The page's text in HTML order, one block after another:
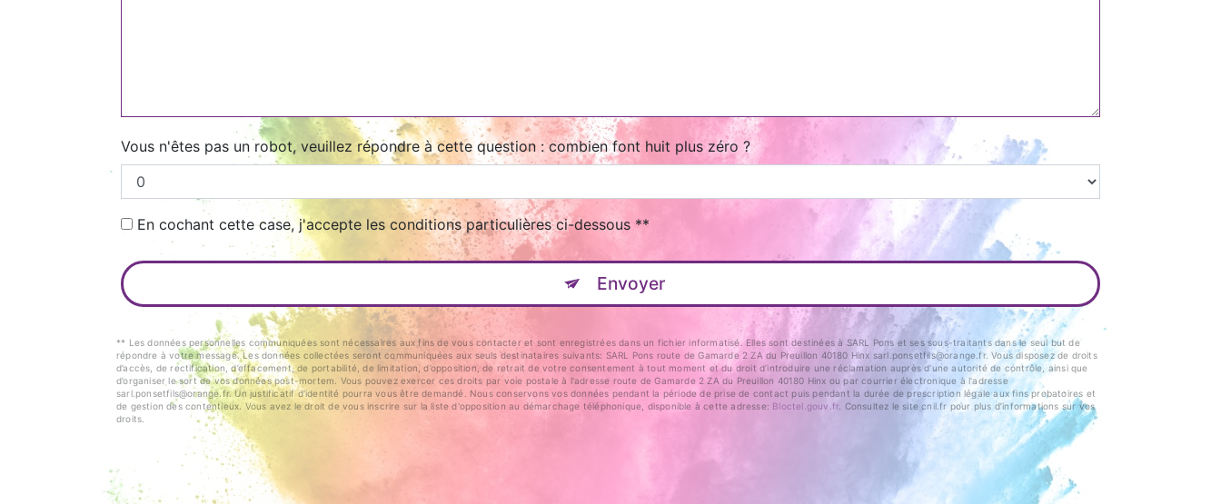
Vous n'êtes pas un robot, veuillez répondre à cette question : combien font huit plus zéro ?
En cochant cette case, j'accepte les conditions particulières ci-dessous **
Envoyer
** Les données personnelles communiquées sont nécessaires aux fins de vous contacter et sont enregistrées dans un fichier informatisé. Elles sont destinées à SARL Pons et ses sous-traitants dans le seul but de
répondre à votre message. Les données collectées seront communiquées aux seuls destinataires suivants: SARL Pons route de Gamarde 2 ZA du Preuillon 40180 Hinx sarl.ponsetfils@orange.fr. Vous disposez de droits
d’accès, de rectification, d’effacement, de portabilité, de limitation, d’opposition, de retrait de votre consentement à tout moment et du droit d’introduire une réclamation auprès d’une autorité de contrôle, ainsi que
d’organiser le sort de vos données post-mortem. Vous pouvez exercer ces droits par voie postale à l'adresse route de Gamarde 2 ZA du Preuillon 40180 Hinx ou par courrier électronique à l'adresse
sarl.ponsetfils@orange.fr. Un justificatif d'identité pourra vous être demandé. Nous conservons vos données pendant la période de prise de contact puis pendant la durée de prescription légale aux fins probatoires et
de gestion des contentieux. Vous avez le droit de vous inscrire sur la liste d'opposition au démarchage téléphonique, disponible à cette adresse: Bloctel.gouv.fr . Consultez le site cnil.fr pour plus d’informations sur vos
droits.